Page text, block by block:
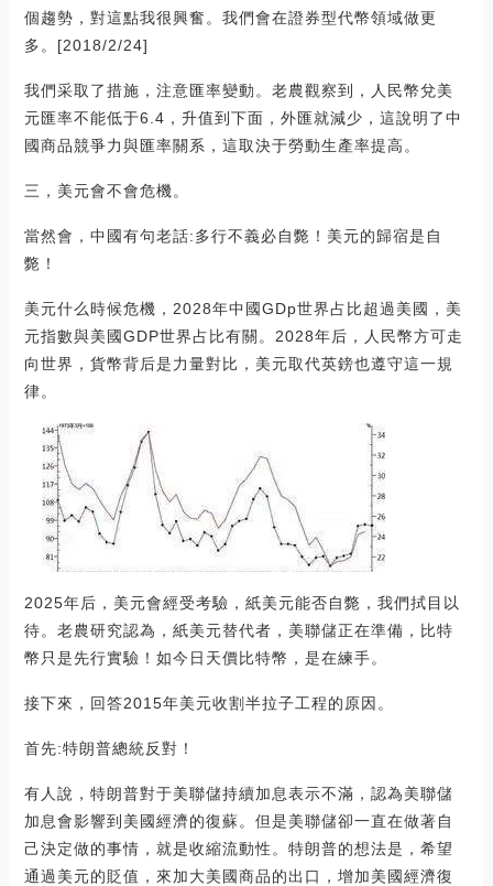
個趨勢，對這點我很興奮。我們會在證券型代幣領域做更
多。[2018/2/24]
我們采取了措施，注意匯率變動。老農觀察到，人民幣兌美
元匯率不能低于6.4，升值到下面，外匯就減少，這說明了中
國商品競爭力與匯率關系，這取決于勞動生產率提高。
三，美元會不會危機。
當然會，中國有句老話:多行不義必自斃！美元的歸宿是自
斃！
美元什么時候危機，2028年中國GDp世界占比超過美國，美
元指數與美國GDP世界占比有關。2028年后，人民幣方可走
向世界，貨幣背后是力量對比，美元取代英鎊也遵守這一規
律。
2025年后，美元會經受考驗，紙美元能否自斃，我們拭目以
待。老農研究認為，紙美元替代者，美聯儲正在準備，比特
幣只是先行實驗！如今日天價比特幣，是在練手。
接下來，回答2015年美元收割半拉子工程的原因。
首先:特朗普總統反對！
有人說，特朗普對于美聯儲持續加息表示不滿，認為美聯儲
加息會影響到美國經濟的復蘇。但是美聯儲卻一直在做著自
己決定做的事情，就是收縮流動性。特朗普的想法是，希望
通過美元的貶值，來加大美國商品的出口，增加美國經濟復